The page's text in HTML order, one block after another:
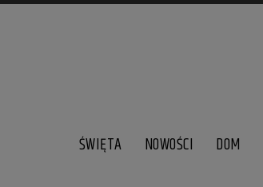
ŚWIĘTA NOWOŚCI DOM